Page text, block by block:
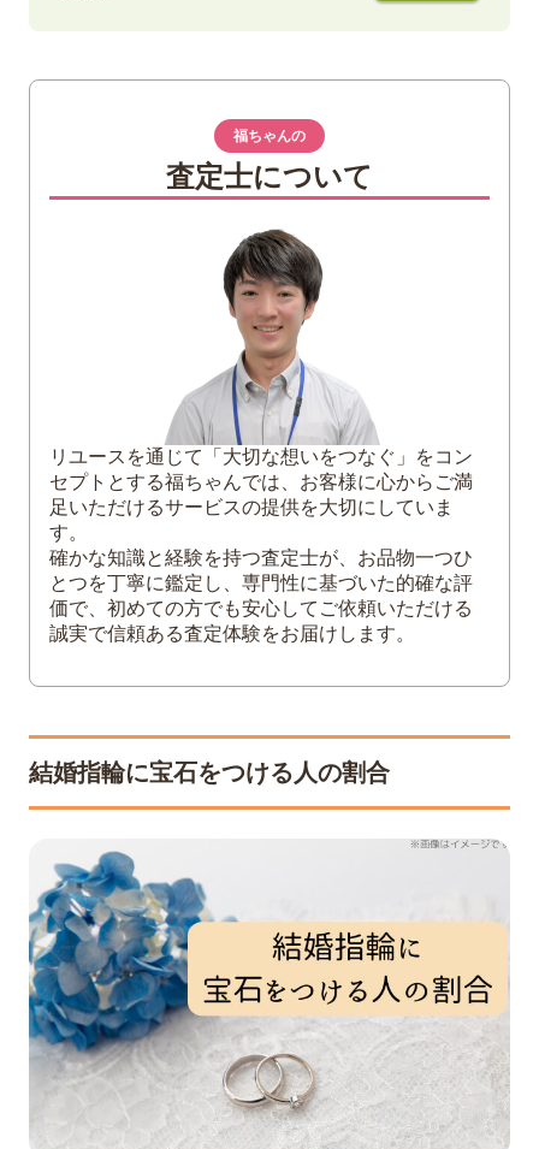
宝石をつけるメリット・デメリット
デメリット
結婚指輪につける宝石の種類
ダイヤモンドが定番
ダイヤモンド以外の宝石の種類
結婚指輪に宝石をつけるかどうか慎重に決
福ちゃんの
査定士について
リユースを通じて「大切な想いをつなぐ」をコン
セプトとする福ちゃんでは、お客様に心からご満
足いただけるサービスの提供を大切にしていま
す。
確かな知識と経験を持つ査定士が、お品物一つひ
とつを丁寧に鑑定し、専門性に基づいた的確な評
価で、初めての方でも安心してご依頼いただける
誠実で信頼ある査定体験をお届けします。
結婚指輪に宝石をつける人の割合